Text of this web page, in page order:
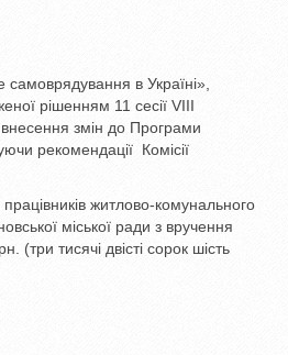
в Україні»,
рішенням 11 сесії VІІІ
внесення змін до Програми
рекомендації Комісії
житлово-комунального
міської ради з вручення
(три тисячі двісті сорок шість